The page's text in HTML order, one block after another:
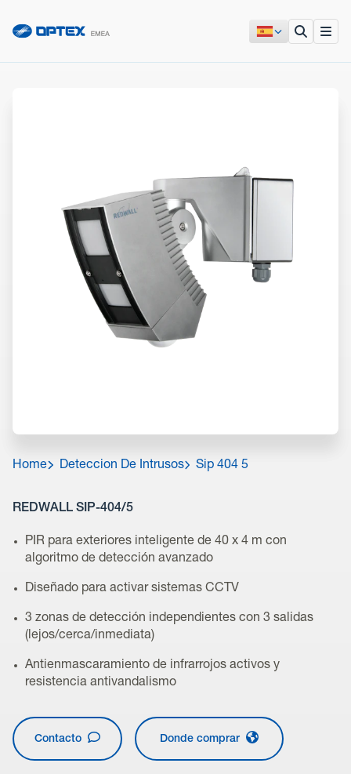
Home Deteccion De Intrusos Sip 404 5
REDWALL SIP-404/5
PIR para exteriores inteligente de 40 x 4 m con
algoritmo de detección avanzado
Diseñado para activar sistemas CCTV
3 zonas de detección independientes con 3 salidas
(lejos/cerca/inmediata)
Antienmascaramiento de infrarrojos activos y
resistencia antivandalismo
Contacto Donde comprar